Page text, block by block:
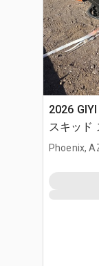
2026
スキッド
(Unused)
Phoenix,